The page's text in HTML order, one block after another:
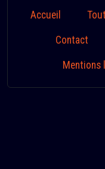
Accueil
Contact
Mentions